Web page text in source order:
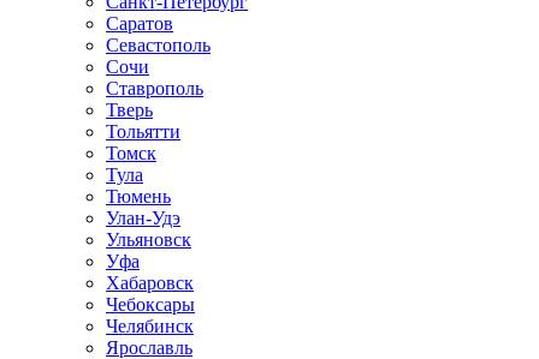
Саратов
Севастополь
Сочи
Ставрополь
Тверь
Тольятти
Томск
Тула
Тюмень
Улан-Удэ
Ульяновск
Уфа
Хабаровск
Чебоксары
Челябинск
Ярославль